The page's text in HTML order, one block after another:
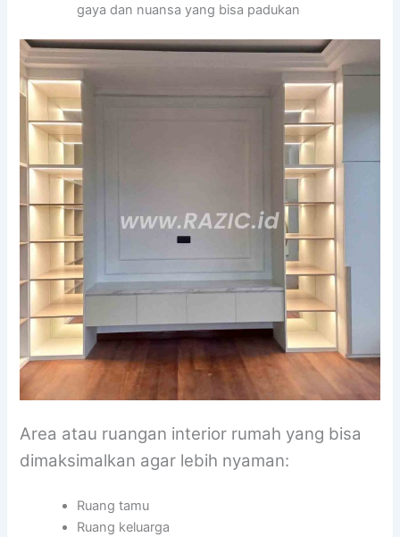
gaya dan nuansa yang bisa padukan
Area atau ruangan interior rumah yang bisa
dimaksimalkan agar lebih nyaman:
Ruang tamu
Ruang keluarga